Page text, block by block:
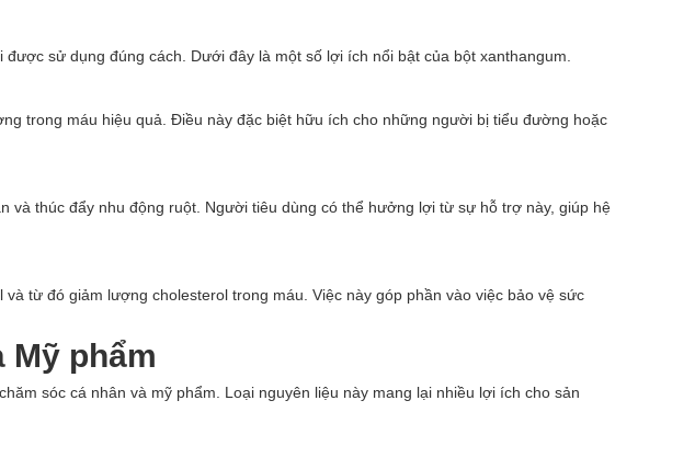
sử dụng đúng cách. Dưới đây là một số lợi ích nổi bật của bột xanthangum.
trong máu hiệu quả. Điều này đặc biệt hữu ích cho những người bị tiểu đường hoặc
thúc đẩy nhu động ruột. Người tiêu dùng có thể hưởng lợi từ sự hỗ trợ này, giúp hệ
từ đó giảm lượng cholesterol trong máu. Việc này góp phần vào việc bảo vệ sức
Mỹ phẩm
sóc cá nhân và mỹ phẩm. Loại nguyên liệu này mang lại nhiều lợi ích cho sản